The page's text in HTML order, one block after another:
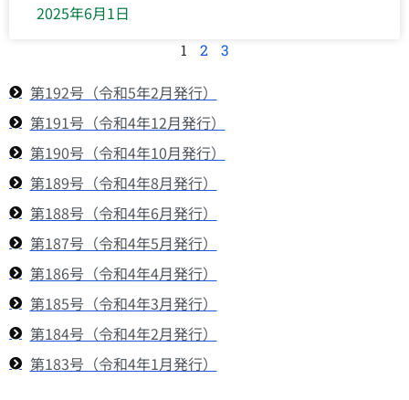
2025年6月1日
1 2 3
第192号（令和5年2月発行）
第191号（令和4年12月発行）
第190号（令和4年10月発行）
第189号（令和4年8月発行）
第188号（令和4年6月発行）
第187号（令和4年5月発行）
第186号（令和4年4月発行）
第185号（令和4年3月発行）
第184号（令和4年2月発行）
第183号（令和4年1月発行）